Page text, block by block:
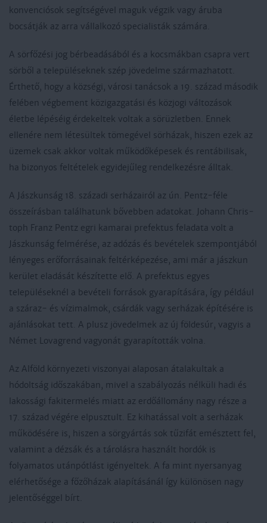
konvenciósok segítségével maguk végzik vagy áruba
bocsátják az arra vállalkozó specialisták számára.
A sörfőzési jog bérbeadásából és a kocsmákban csapra vert
sörből a településeknek szép jövedelme származhatott.
Érthető, hogy a községi, városi tanácsok a 19. század második
felében végbement közigazgatási és közjogi változások
életbe lépéséig érdekeltek voltak a sörüzletben. Ennek
ellenére nem létesültek tömegével sörházak, hiszen ezek az
üzemek csak akkor voltak működőképesek és rentábilisak,
ha bizonyos feltételek egyidejűleg rendelkezésre álltak.
A Jászkunság 18. századi serházairól az ún. Pentz-féle
összeírásban találhatunk bővebben adatokat. Johann Chris­
toph Franz Pentz egri kamarai prefektus feladata volt a
Jászkunság felmérése, az adózás és bevételek szempontjából
lényeges erőforrásainak feltérképezése, ami már a jászkun
kerület eladását készítette elő. A prefektus egyes
településeknél a bevételi források gyarapítására, így például
a száraz- és vízimalmok, csárdák vagy serházak építésére is
ajánlásokat tett. A plusz jövedelmek az új földesúr, vagyis a
Német Lovagrend vagyonát gyarapították volna.
Az Alföld környezeti viszonyai alaposan átalakultak a
hódoltság időszakában, mivel a szabályozás nélküli hadi és
lakossági fakitermelés miatt az erdőállomány nagy része a
17. század végére elpusztult. Ez kihatással volt a serházak
működésére is, hiszen a sörgyártás sok tűzifát emésztett fel,
valamint a dézsák és a tárolásra használt hordók is
folyamatos utánpótlást igényeltek. A fa mint nyersanyag
elérhetősége a főzőházak alapításánál így különösen nagy
jelentőséggel bírt.